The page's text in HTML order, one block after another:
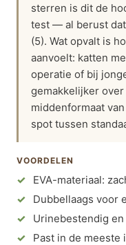
sterren is dit de
test — al berust
(5). Wat opvalt is
aanvoelt: katten
operatie of bij
gemakkelijker
middenformaat
spot tussen
VOORDELEN
EVA-materiaal:
Dubbellaags voor
Urinebestendig
Past in de